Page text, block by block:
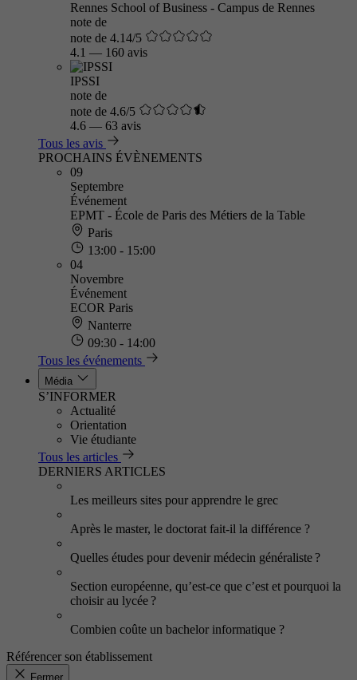
Rennes School of Business - Campus de Rennes
note de
note de 4.14/5
4.1 — 160 avis
IPSSI
note de
note de 4.6/5
4.6 — 63 avis
Tous les avis
PROCHAINS ÉVÈNEMENTS
09
Septembre
Événement
EPMT - École de Paris des Métiers de la Table
Paris
13:00 - 15:00
04
Novembre
Événement
ECOR Paris
Nanterre
09:30 - 14:00
Tous les événements
Média
S’INFORMER
Actualité
Orientation
Vie étudiante
Tous les articles
DERNIERS ARTICLES
Les meilleurs sites pour apprendre le grec
Après le master, le doctorat fait-il la différence ?
Quelles études pour devenir médecin généraliste ?
Section européenne, qu’est-ce que c’est et pourquoi la
choisir au lycée ?
Combien coûte un bachelor informatique ?
Référencer son établissement
Fermer